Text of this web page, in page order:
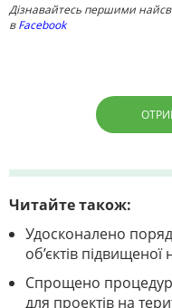
Дізнавайтесь першими
вFacebook
Читайте також:
Удосконалено
об’єктів
Спрощено
для проектів на